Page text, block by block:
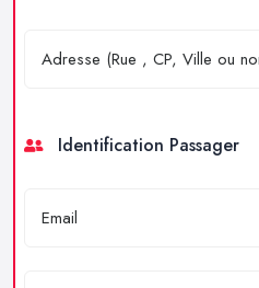
Identification Passager